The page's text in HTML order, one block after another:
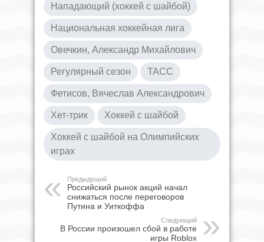
Нападающий (хоккей с шайбой)
Национальная хоккейная лига
Овечкин, Александр Михайлович
Регулярный сезон ТАСС
Фетисов, Вячеслав Александрович
Хет-трик Хоккей с шайбой
Хоккей с шайбой на Олимпийских
играх
Предыдущий
Российский рынок акций начал
снижаться после переговоров
Путина и Уиткоффа
Следующий
В России произошел сбой в работе
игры Roblox